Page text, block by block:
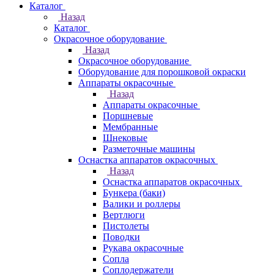
Каталог
Назад
Каталог
Окрасочное оборудование
Назад
Окрасочное оборудование
Оборудование для порошковой окраски
Аппараты окрасочные
Назад
Аппараты окрасочные
Поршневые
Мембранные
Шнековые
Разметочные машины
Оснастка аппаратов окрасочных
Назад
Оснастка аппаратов окрасочных
Бункера (баки)
Валики и роллеры
Вертлюги
Пистолеты
Поводки
Рукава окрасочные
Сопла
Соплодержатели